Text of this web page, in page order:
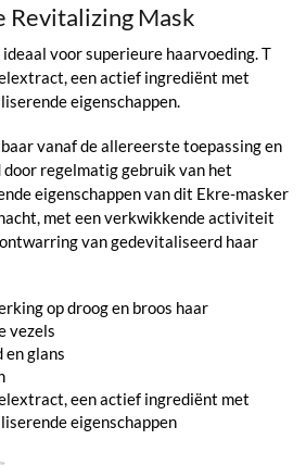
Revitalizing Mask
voor superieure haarvoeding. T
een actief ingrediënt met
eigenschappen.
vanaf de allereerste toepassing en
regelmatig gebruik van het
eigenschappen van dit Ekre-masker
met een verkwikkende activiteit
van gedevitaliseerd haar
op droog en broos haar
vezels
en glans
een actief ingrediënt met
eigenschappen